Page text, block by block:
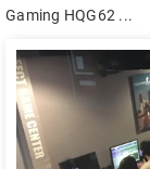
Gaming HQG62 ...